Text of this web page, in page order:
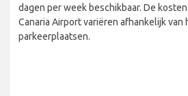
dagen per week beschikbaar. De
Canaria Airport variëren afhankelijk van
parkeerplaatsen.